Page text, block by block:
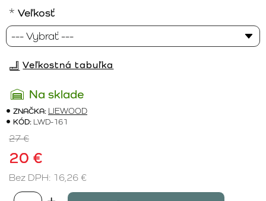
Na sklade
ZNAČKA: LIEWOOD
KÓD: LWD-161
20 €
27 €
Bez DPH: 16,26 €
Veľkosť
Veľkostná tabuľka